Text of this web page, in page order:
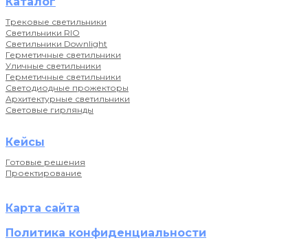
Трековые светильники
Светильники RIO
Светильники Downlight
Герметичные светильники
Уличные светильники
Герметичные светильники
Светодиодные прожекторы
Архитектурные светильники
Световые гирлянды
Кейсы
Готовые решения
Проектирование
Карта сайта
Политика конфиденциальности